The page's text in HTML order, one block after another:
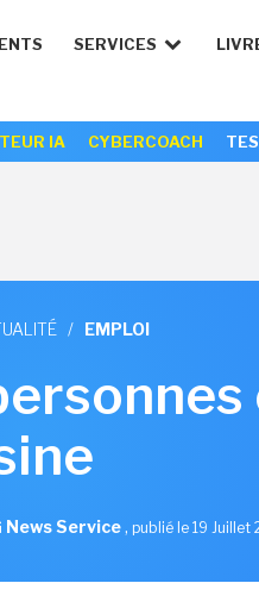
SERVICES
IA CYBERCOACH
/ EMPLOI
News Service, publié le 19 Juillet